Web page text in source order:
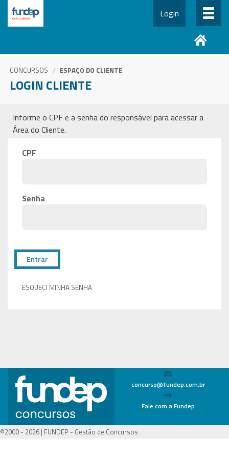
Login
CONCURSOS ESPAÇO DO CLIENTE
LOGIN CLIENTE
Informe o CPF e a senha do responsável para acessar a
Área do Cliente.
CPF
Senha
ESQUECI MINHA SENHA
concurso@fundep.com.br
Fale com a Fundep
©2000 - 2026 | FUNDEP - Gestão de Concursos